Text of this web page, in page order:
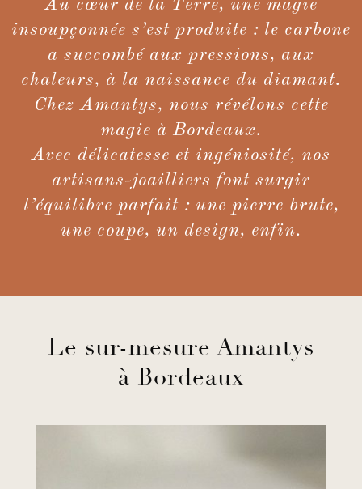
Au cœur de la Terre, une magie
insoupçonnée s’est produite : le carbone
a succombé aux pressions, aux
chaleurs, à la naissance du diamant.
Chez Amantys, nous révélons cette
magie à Bordeaux.
Avec délicatesse et ingéniosité, nos
artisans-joailliers font surgir
l’équilibre parfait : une pierre brute,
une coupe, un design, enfin.
Le sur-mesure Amantys
à Bordeaux